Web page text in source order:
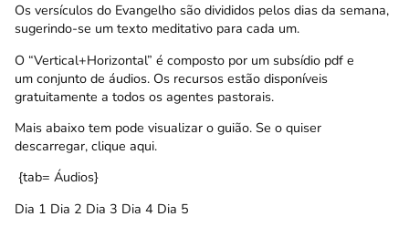
Os versículos do Evangelho são divididos pelos dias da semana,
sugerindo-se um texto meditativo para cada um.
O “Vertical+Horizontal” é composto por um subsídio pdf e
um conjunto de áudios. Os recursos estão disponíveis
gratuitamente a todos os agentes pastorais.
Mais abaixo tem pode visualizar o guião. Se o quiser
descarregar, clique aqui.
{tab= Áudios}
Dia 1 Dia 2 Dia 3 Dia 4 Dia 5